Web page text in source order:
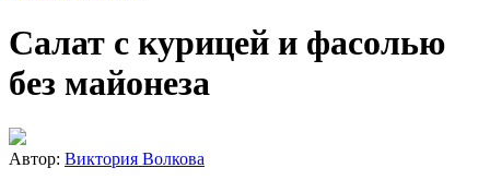
Салат с курицей и фасолью
без майонеза
Автор: Виктория Волкова